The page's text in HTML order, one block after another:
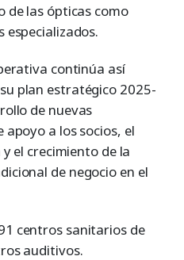
de las ópticas como
continúa así
plan estratégico 2025-
de nuevas
a los socios, el
el crecimiento de la
de negocio en el
centros sanitarios de
auditivos.